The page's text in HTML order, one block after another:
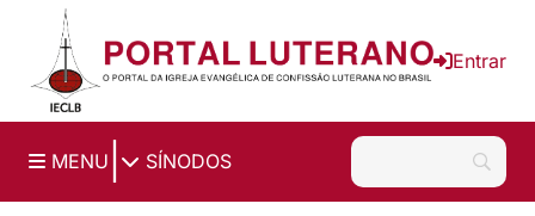
Ir para o conteúdo principal
Entrar
MENU SÍNODOS